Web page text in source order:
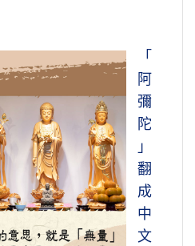
「
阿
彌
陀
」
翻
成
中
文